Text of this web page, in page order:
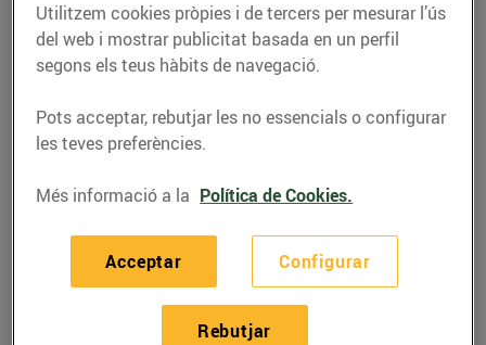
Carpaccio de carbassó
21/de setembre/2018
Utilitzem cookies pròpies i de tercers per mesurar l’ús
del web i mostrar publicitat basada en un perfil
segons els teus hàbits de navegació.
Pots acceptar, rebutjar les no essencials o configurar
les teves preferències.
Més informació a la Política de Cookies.
Configurar
Rebutjar
Acceptar